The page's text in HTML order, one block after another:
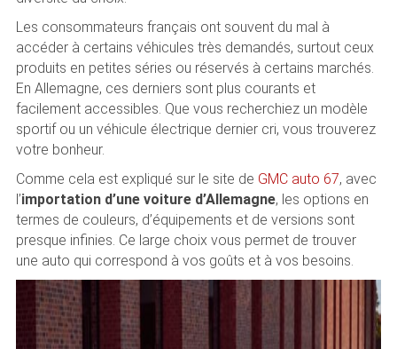
Les consommateurs français ont souvent du mal à
accéder à certains véhicules très demandés, surtout ceux
produits en petites séries ou réservés à certains marchés.
En Allemagne, ces derniers sont plus courants et
facilement accessibles. Que vous recherchiez un modèle
sportif ou un véhicule électrique dernier cri, vous trouverez
votre bonheur.
Comme cela est expliqué sur le site de GMC auto 67, avec
l’importation d’une voiture d’Allemagne, les options en
termes de couleurs, d’équipements et de versions sont
presque infinies. Ce large choix vous permet de trouver
une auto qui correspond à vos goûts et à vos besoins.